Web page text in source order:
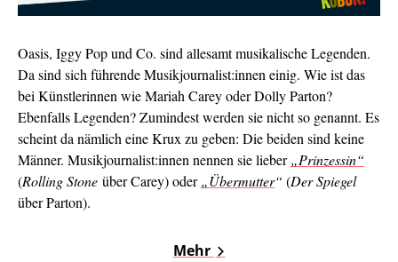
Oasis, Iggy Pop und Co. sind allesamt musikalische Legenden.
Da sind sich führende Musikjournalist:innen einig. Wie ist das
bei Künstlerinnen wie Mariah Carey oder Dolly Parton?
Ebenfalls Legenden? Zumindest werden sie nicht so genannt. Es
scheint da nämlich eine Krux zu geben: Die beiden sind keine
Männer. Musikjournalist:innen nennen sie lieber„Prinzessin“
(Rolling Stone über Carey) oder„Übermutter“ (Der Spiegel
über Parton).
Mehr